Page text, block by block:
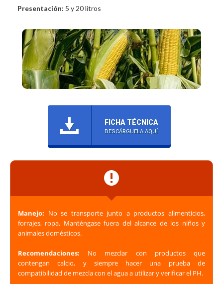
Presentación: 5 y 20 litros
FICHA TÉCNICA
DESCÁRGUELA AQUÍ
Manejo: No se transporte junto a productos alimenticios,
forrajes, ropa. Manténgase fuera del alcance de los niños y
animales domésticos.
Recomendaciones: No mezclar con productos que
contengan calcio, y siempre hacer una prueba de
compatibilidad de mezcla con el agua a utilizar y verificar el PH.